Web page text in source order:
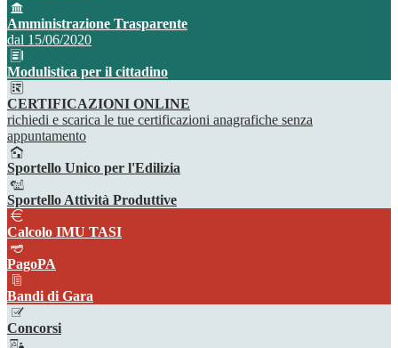
Amministrazione Trasparente
dal 15/06/2020
Modulistica per il cittadino
CERTIFICAZIONI ONLINE
richiedi e scarica le tue certificazioni anagrafiche senza
appuntamento
Sportello Unico per l'Edilizia
Sportello Attività Produttive
Calcolo IMU TASI
PagoPA
Bandi di Gara
Concorsi